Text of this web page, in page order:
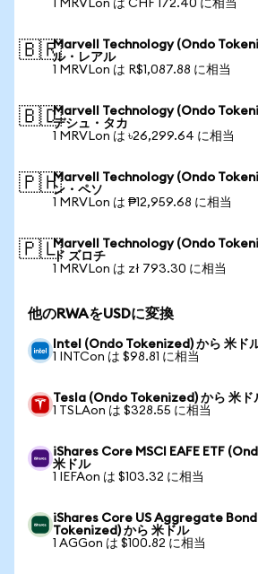
1 MRVLon は CHF 172.40 に相当
🇧🇷Marvell Technology (Ondo
ル・レアル
1 MRVLon は R$1,087.88 に相当
🇧🇩Marvell Technology (Ondo
デシュ・タカ
1 MRVLon は ৳26,299.64 に相当
🇵🇭Marvell Technology (Ondo
ン・ペソ
1 MRVLon は ₱12,959.68 に相当
🇵🇱Marvell Technology (Ondo
ド ズロチ
1 MRVLon は zł 793.30 に相当
他のRWAをUSDに変換
Intel (Ondo Tokenized) から 米ド
1 INTCon は $98.81 に相当
Tesla (Ondo Tokenized) から 米ド
1 TSLAon は $328.55 に相当
iShares Core MSCI EAFE ETF
米ドル
1 IEFAon は $103.32 に相当
iShares Core US Aggregate Bond
Tokenized) から 米ドル
1 AGGon は $100.82 に相当